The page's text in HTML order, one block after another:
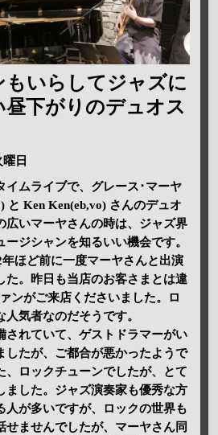
もいらしてジャズに
下がりのデュオス
日
イムライブで、グレース･マーヤ
と Ken Ken(eb,vo) さんのデュオ
広いマーヤさんの時は、ジャズ界
ージシャンを知るいい機会です。
ほど前に一度マーヤさんと出演
た。昨日も当店のお客さまとは違
ンがご来店くださいました。ロ
気者なのだそうです。
されていて、ゲストドラマーがい
したが、ご都合が悪かったようで
、ロックチューンでしたが、とて
ました。ジャズ演奏家も優秀な方
人が多いですが、ロックの世界も
せませんでしたが、マーヤさん同